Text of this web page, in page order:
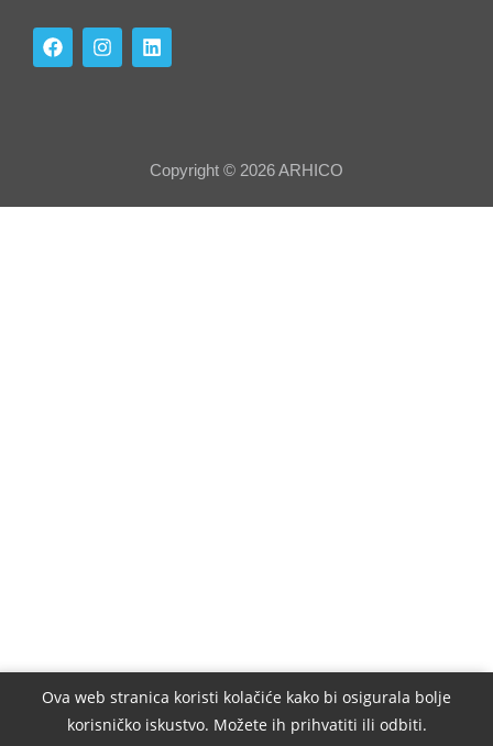
Ova web stranica koristi kolačiće kako bi osigurala bolje
korisničko iskustvo. Možete ih prihvatiti ili odbiti.
Copyright © 2026 ARHICO